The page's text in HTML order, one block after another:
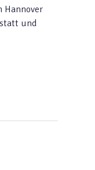
Hannover
und